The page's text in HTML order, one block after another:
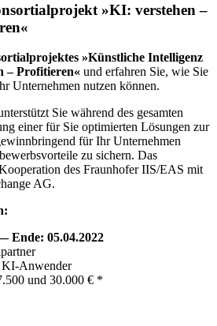
»KI: verstehen –
»Künstliche Intelligenz
– Profitieren« und erfahren Sie, wie Sie
Unternehmen nutzen können.
Sie während des gesamten
einer für Sie optimierten Lösungen zur
für Ihr Unternehmen
zu sichern. Das
des Fraunhofer IIS/EAS mit
AG.
Ende: 05.04.2022
KI-Anwender
und 30.000 € *